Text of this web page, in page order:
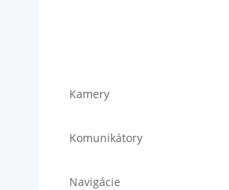
Kamery
Komunikátory
Navigácie